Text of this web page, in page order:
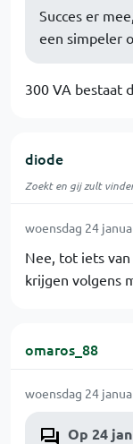
Succes er
een simpeler
300 VA bestaat
diode
Zoekt en gij zult
woensdag 24
Nee, tot iets
krijgen volgens
omaros_88
woensdag 24
Op 24